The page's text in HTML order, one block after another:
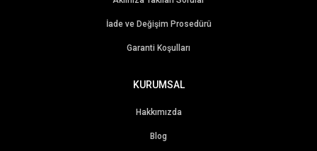
İade ve Değişim Prosedürü
Garanti Koşulları
KURUMSAL
Hakkımızda
Blog